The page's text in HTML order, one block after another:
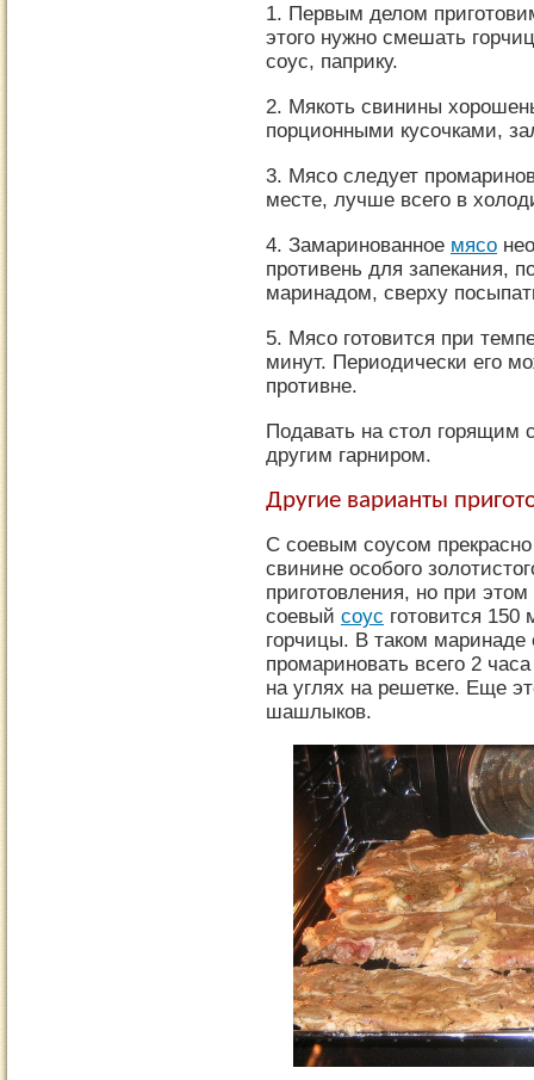
1. Первым делом
этого нужно смешать
соус, паприку.
2. Мякоть свинины
порционными кусочками,
3. Мясо следует
месте, лучше всего в
4. Замаринованное мясо
противень для запекания,
маринадом, сверху
5. Мясо готовится при
минут. Периодически его
противне.
Подавать на стол
другим гарниром.
Другие варианты
С соевым соусом
свинине особого
приготовления, но при
соевый соус готовится
горчицы. В таком маринаде
промариновать всего 2
на углях на решетке. Еще
шашлыков.